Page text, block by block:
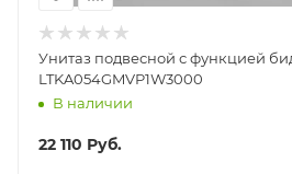
Унитаз подвесной с функцией
LTKA054GMVP1W3000
В наличии
22 110 Руб.